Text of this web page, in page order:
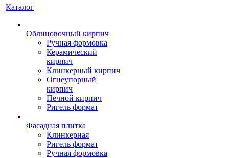
Каталог
Облицовочный кирпич
Ручная формовка
Керамический
кирпич
Клинкерный кирпич
Огнеупорный
кирпич
Печной кирпич
Ригель формат
Фасадная плитка
Клинкерная
Ригель формат
Ручная формовка